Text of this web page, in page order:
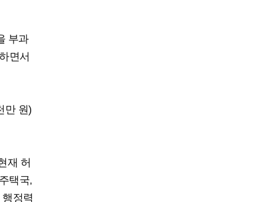
부과
면서
만 원)
재 허
택국,
정력